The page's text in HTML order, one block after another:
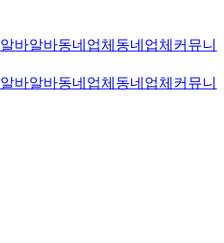
알바알바동네업체 동네업체 커뮤니
알바알바동네업체 동네업체 커뮤니